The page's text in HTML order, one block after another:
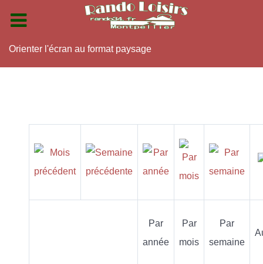
Orienter l'écran au format paysage
Par
année
Par
mois
Par
semaine